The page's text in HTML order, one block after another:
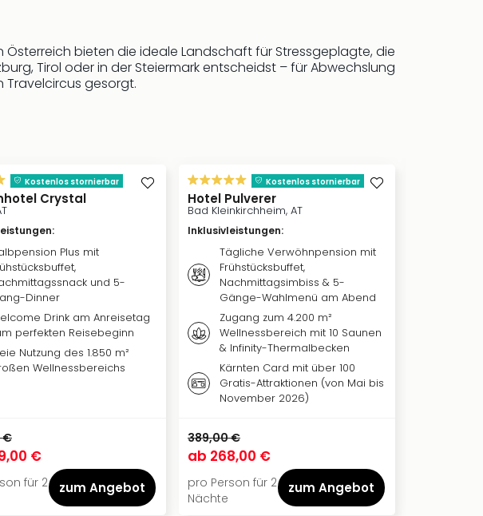
bieten die ideale Landschaft für Stressgeplagte, die
Tirol oder in der Steiermark entscheidst – für Abwechslung
Travelcircus gesorgt.
Kostenlos stornierbar
Crystal
:
Plus mit
und 5-
Dinner
Drink am Anreisetag
perfekten Reisebeginn
Nutzung des 1.850 m²
Wellnessbereichs
€
€
für 2
zum Angebot
Kostenlos stornierbar
Hotel Pulverer
Bad Kleinkirchheim, AT
Inklusivleistungen:
Tägliche Verwöhnpension mit
Frühstücksbuffet,
Nachmittagsimbiss & 5-
Gänge-Wahlmenü am Abend
Zugang zum 4.200 m²
Wellnessbereich mit 10 Saunen
& Infinity-Thermalbecken
Kärnten Card mit über 100
Gratis-Attraktionen (von Mai bis
November 2026)
389,00 €
ab 268,00 €
pro Person für 2
Nächte
zum Angebot